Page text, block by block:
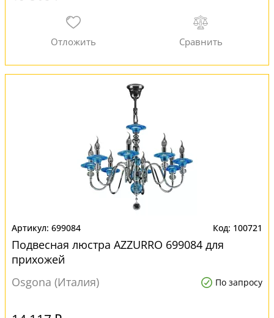
699084 100721
Подвесная люстра AZZURRO 699084 для
прихожей
Osgona (Италия)
По запросу